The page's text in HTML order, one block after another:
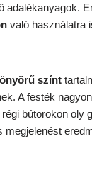
adalékanyagok.
való használatra
színt
A festék nagyon
bútorokon oly
megjelenést